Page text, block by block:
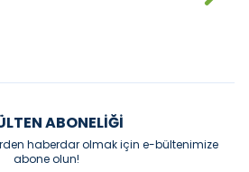
ABONELIĞI
haberdar olmak için e-bültenimize
abone olun!